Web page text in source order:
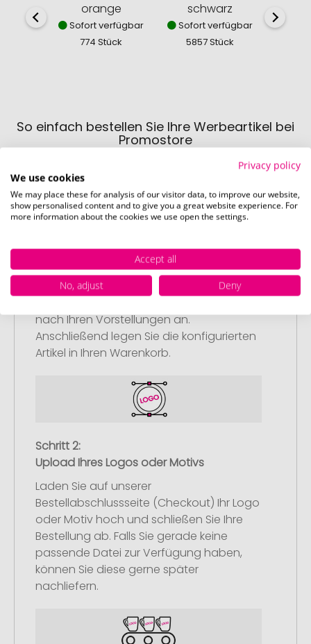
orange
Sofort verfügbar
774 Stück
schwarz
Sofort verfügbar
5857 Stück
So einfach bestellen Sie Ihre Werbeartikel bei
Promostore
Schritt 1:
Artikelkonfiguration
Wählen Sie Ihre gewünschten
nach Ihren Vorstellungen an.
Anschließend legen Sie die konfigurierten
Artikel in Ihren Warenkorb.
Schritt 2:
Upload Ihres Logos oder Motivs
Laden Sie auf unserer
Bestellabschlussseite (Checkout) Ihr Logo
oder Motiv hoch und schließen Sie Ihre
Bestellung ab. Falls Sie gerade keine
passende Datei zur Verfügung haben,
können Sie diese gerne später
nachliefern.
Privacy policy
We use cookies
We may place these for analysis of our visitor data, to improve our website,
show personalised content and to give you a great website experience. For
more information about the cookies we use open the settings.
Accept all
No, adjust
Deny